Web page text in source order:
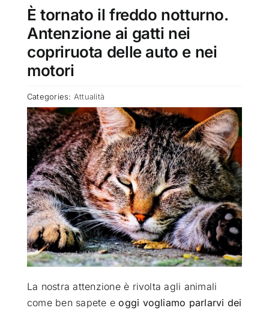
ADOZIONI PER REGIONE
SMARRITI O DA ADOTTARE
ATTUALITÀ
VIDEO
CHI SIAMO
RUBRICHE
SEMPRE CON ME
È tornato il freddo notturno.
Antenzione ai gatti nei
copriruota delle auto e nei
motori
Categories: Attualità
La nostra attenzione è rivolta agli animali
come ben sapete eoggi vogliamo parlarvi dei